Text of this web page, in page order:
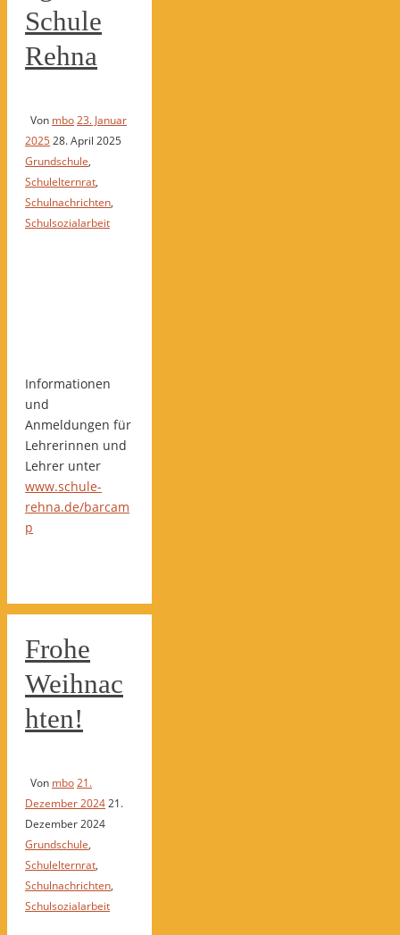
Schule
Rehna
Von mbo 23. Januar
2025 28. April 2025
Grundschule
Schulelternrat
Schulnachrichten
Schulsozialarbeit
Informationen
und
Anmeldungen für
Lehrerinnen und
Lehrer unter
www.schule-
rehna.de/barcam
p
Frohe
Weihnac
hten!
Von mbo 21.
Dezember 2024 21.
Dezember 2024
Grundschule
Schulelternrat
Schulnachrichten
Schulsozialarbeit